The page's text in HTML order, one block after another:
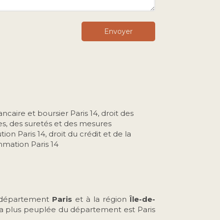
Envoyer
et boursier Paris 14, droit des
des suretés et des mesures
Paris 14, droit du crédit et de la
Paris 14
Paris et à la régionÎle-de-
plus peuplée du département est Paris